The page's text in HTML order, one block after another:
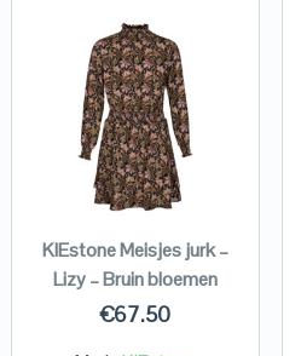
KIEstone Meisjes jurk –
Lizy – Bruin bloemen
€67.50